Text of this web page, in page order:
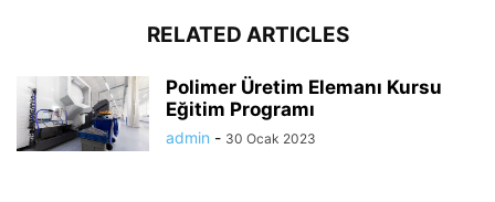
RELATED ARTICLES
Polimer Üretim Elemanı Kursu
Eğitim Programı
admin - 30 Ocak 2023